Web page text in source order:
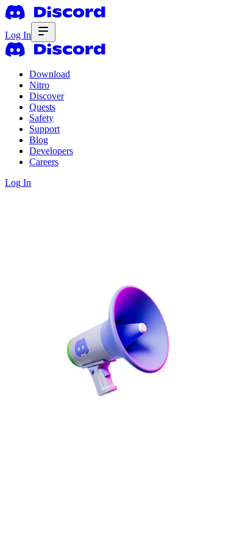
Log In
Download
Nitro
Discover
Quests
Safety
Support
Blog
Developers
Careers
Log In